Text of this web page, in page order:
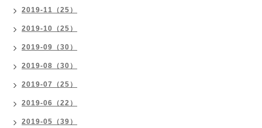
2019-11（25）
2019-10（25）
2019-09（30）
2019-08（30）
2019-07（25）
2019-06（22）
2019-05（39）